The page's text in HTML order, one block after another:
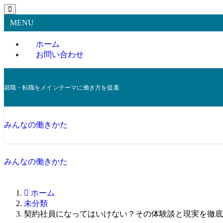
MENU
ホーム
お問い合わせ
就職・転職をメインテーマに働き方を提案
みんなの働きかた
みんなの働きかた
ホーム
未分類
契約社員になってはいけない？その体験談と現実を徹